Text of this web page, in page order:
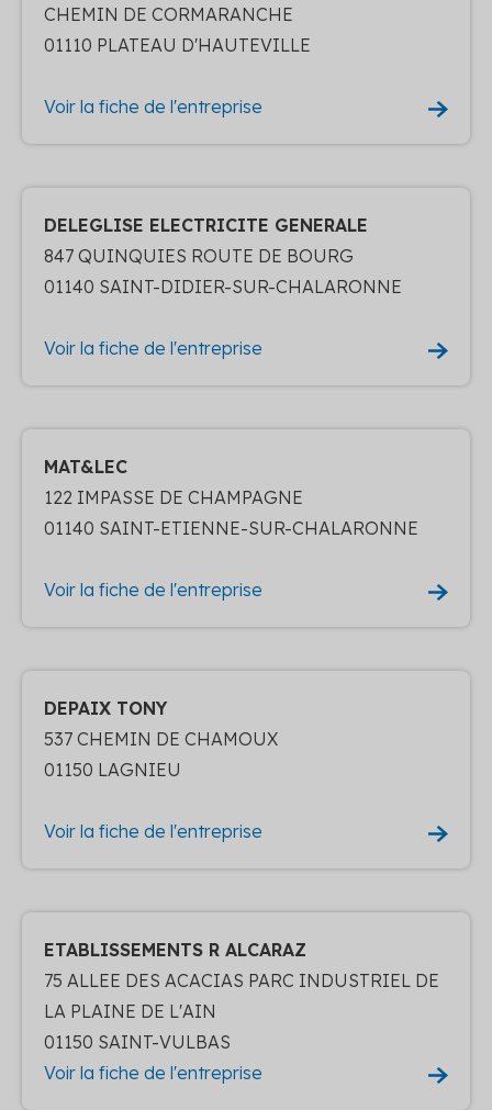
CHEMIN DE CORMARANCHE
01110 PLATEAU D'HAUTEVILLE
Voir la fiche de l'entreprise
DELEGLISE ELECTRICITE GENERALE
847 QUINQUIES ROUTE DE BOURG
01140 SAINT-DIDIER-SUR-CHALARONNE
Voir la fiche de l'entreprise
MAT&LEC
122 IMPASSE DE CHAMPAGNE
01140 SAINT-ETIENNE-SUR-CHALARONNE
Voir la fiche de l'entreprise
DEPAIX TONY
537 CHEMIN DE CHAMOUX
01150 LAGNIEU
Voir la fiche de l'entreprise
ETABLISSEMENTS R ALCARAZ
75 ALLEE DES ACACIAS PARC INDUSTRIEL DE
LA PLAINE DE L'AIN
01150 SAINT-VULBAS
Voir la fiche de l'entreprise